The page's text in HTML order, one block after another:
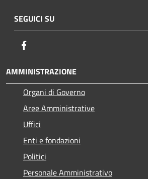
SEGUICI SU
AMMINISTRAZIONE
Organi di Governo
Aree Amministrative
Uffici
Enti e fondazioni
Politici
Personale Amministrativo